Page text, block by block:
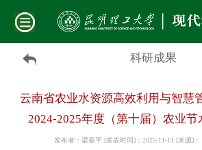
科研成果
云南省农业水资源高效利用与智慧
2024-2025年度（第十届）农业
发布者：梁嘉平 [发表时间]：2025-11-11 [来源]：